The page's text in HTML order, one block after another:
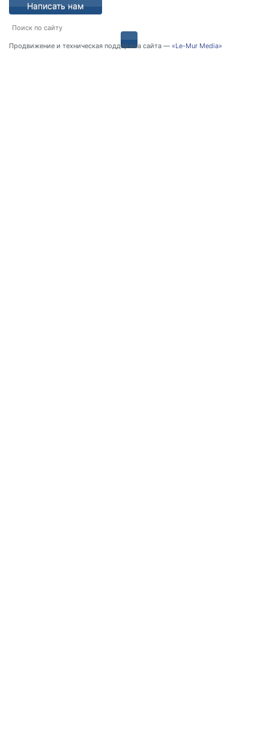
Написать нам
Продвижение и техническая поддержка сайта — «Le-Mur Media»